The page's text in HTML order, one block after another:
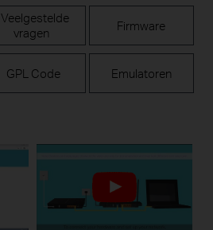
Veelgestelde
vragen
Firmware
GPL Code Emulatoren